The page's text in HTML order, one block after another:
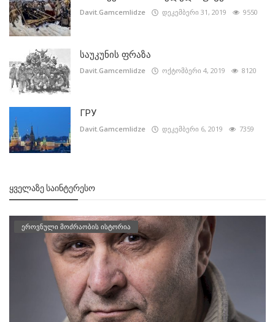
Davit.Gamcemlidze დეკემბერი 31, 2019 9550
საუკუნის ფრაზა
Davit.Gamcemlidze ოქტომბერი 4, 2019 8120
ГРУ
Davit.Gamcemlidze დეკემბერი 6, 2019 7359
ᲧᲕᲔᲚᲐᲖᲔ ᲡᲐᲘᲜᲢᲔᲠᲔᲡᲝ
ეროვნული მოძრაობის ისტორია